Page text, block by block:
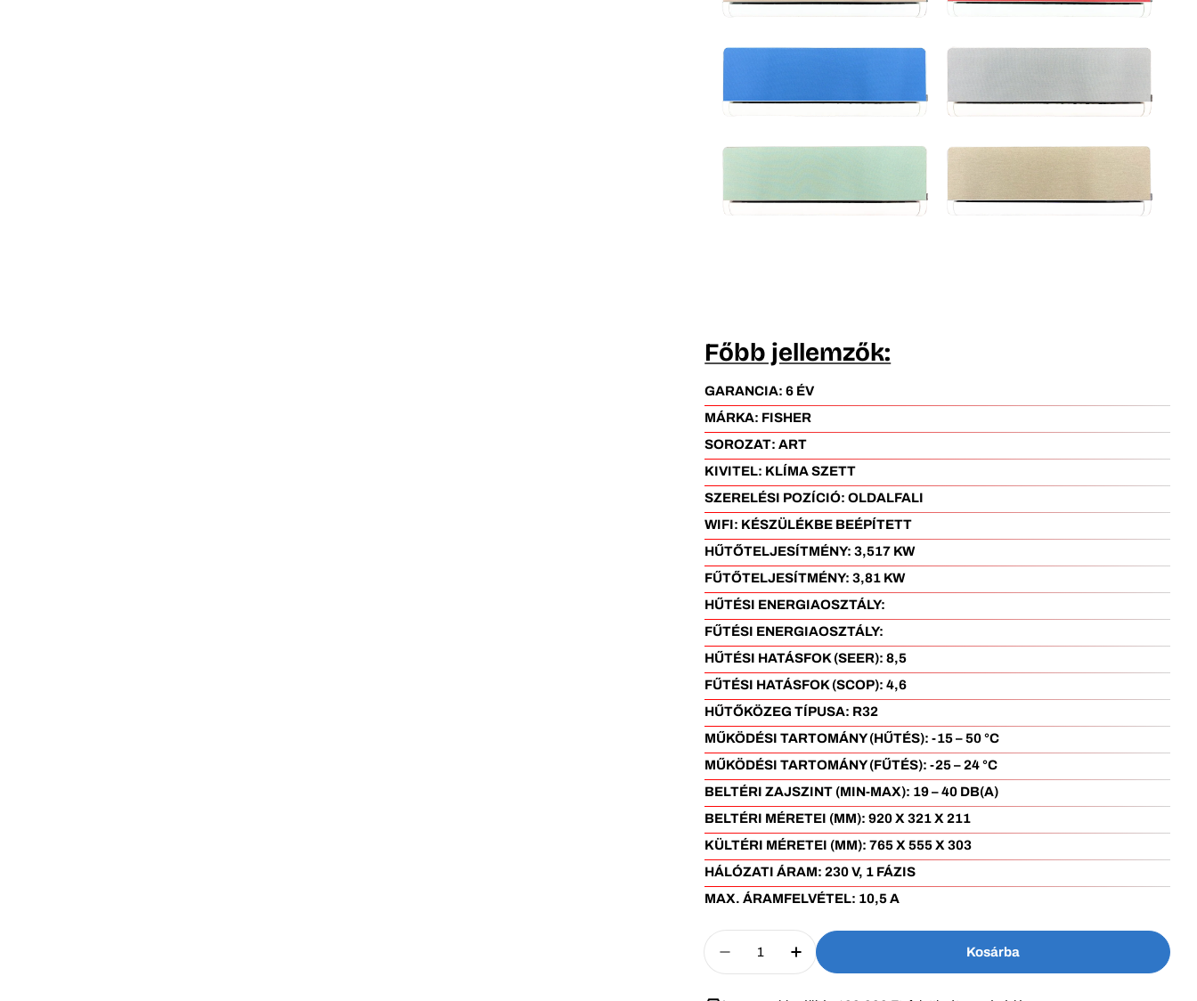
Főbb jellemzők:
GARANCIA: 6 ÉV
MÁRKA: FISHER
SOROZAT: ART
KIVITEL: KLÍMA SZETT
SZERELÉSI POZÍCIÓ: OLDALFALI
WIFI: KÉSZÜLÉKBE BEÉPÍTETT
HŰTŐTELJESÍTMÉNY: 3,517 KW
FŰTŐTELJESÍTMÉNY: 3,81 KW
HŰTÉSI ENERGIAOSZTÁLY:
FŰTÉSI ENERGIAOSZTÁLY:
HŰTÉSI HATÁSFOK (SEER): 8,5
FŰTÉSI HATÁSFOK (SCOP): 4,6
HŰTŐKÖZEG TÍPUSA: R32
MŰKÖDÉSI TARTOMÁNY (HŰTÉS): -15 – 50 °C
MŰKÖDÉSI TARTOMÁNY (FŰTÉS): -25 – 24 °C
BELTÉRI ZAJSZINT (MIN-MAX): 19 – 40 DB(A)
BELTÉRI MÉRETEI (MM): 920 X 321 X 211
KÜLTÉRI MÉRETEI (MM): 765 X 555 X 303
HÁLÓZATI ÁRAM: 230 V, 1 FÁZIS
MAX. ÁRAMFELVÉTEL: 10,5 A
Mennyiség
Mennyiség Csökkentése Ehhez: Fisher Art FSAIF-Art-
Növelje Fisher Art FSAIF-Art-124AE3-W-GR
Kosárba